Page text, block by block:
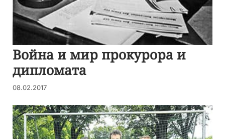
Война и мир прокурора и
дипломата
08.02.2017